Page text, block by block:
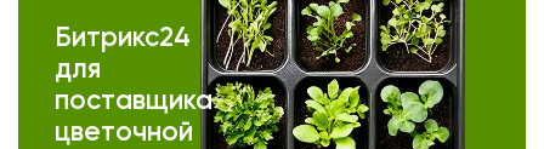
Битрикс24
для
поставщика
цветочной